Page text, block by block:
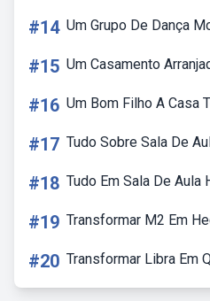
#14 Um Grupo De Dança
#15 Um Casamento
#16 Um Bom Filho A Casa
#17 Tudo Sobre Sala De
#18 Tudo Em Sala De Aula
#19 Transformar M2 Em
#20 Transformar Libra Em